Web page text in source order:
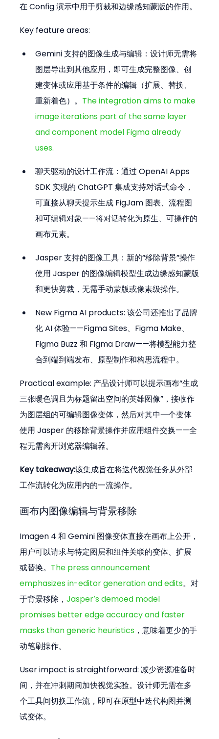
在 Config 演示中用于剪裁和边缘感知蒙版的作用。
Key feature areas:
Gemini 支持的图像生成与编辑：设计师无需将
图层导出到其他应用，即可生成完整图像、创
建变体或应用基于条件的编辑（扩展、替换、
重新着色）。 The integration aims to make
image iterations part of the same layer
and component model Figma already
uses.
聊天驱动的设计工作流：通过 OpenAI Apps
SDK 实现的 ChatGPT 集成支持对话式命令，
可直接从聊天提示生成 FigJam 图表、流程图
和可编辑对象——将对话转化为原生、可操作的
画布元素。
Jasper 支持的图像工具：新的“移除背景”操作
使用 Jasper 的图像编辑模型生成边缘感知蒙版
和更快剪裁，无需手动蒙版或像素级操作。
New Figma AI products: 该公司还推出了品牌
化 AI 体验——Figma Sites、Figma Make、
Figma Buzz 和 Figma Draw——将模型能力整
合到端到端发布、原型制作和构思流程中。
Practical example: 产品设计师可以提示画布“生成
三张暖色调且为标题留出空间的英雄图像”，接收作
为图层组的可编辑图像变体，然后对其中一个变体
使用 Jasper 的移除背景操作并应用组件交换——全
程无需离开浏览器编辑器。
Key takeaway:该集成旨在将迭代视觉任务从外部
工作流转化为应用内的一流操作。
画布内图像编辑与背景移除
Imagen 4 和 Gemini 图像变体直接在画布上公开，
用户可以请求与特定图层和组件关联的变体、扩展
或替换。 The press announcement
emphasizes in-editor generation and edits。对
于背景移除，Jasper’s demoed model
promises better edge accuracy and faster
masks than generic heuristics ，意味着更少的手
动笔刷操作。
User impact is straightforward: 减少资源准备时
间，并在冲刺期间加快视觉实验。设计师无需在多
个工具间切换工作流，即可在原型中迭代构图并测
试变体。